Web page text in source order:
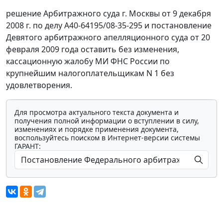
решение Арбитражного суда г. Москвы от 9 декабря
2008 г. по делу А40-64195/08-35-295 и постановление
Девятого арбитражного апелляционного суда от 20
февраля 2009 года оставить без изменения,
кассационную жалобу МИ ФНС России по
крупнейшим налогоплательщикам N 1 без
удовлетворения.
Для просмотра актуального текста документа и
получения полной информации о вступлении в силу,
изменениях и порядке применения документа,
воспользуйтесь поиском в Интернет-версии системы
ГАРАНТ: